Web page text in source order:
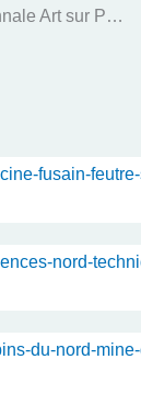
Biennale Art sur Papier